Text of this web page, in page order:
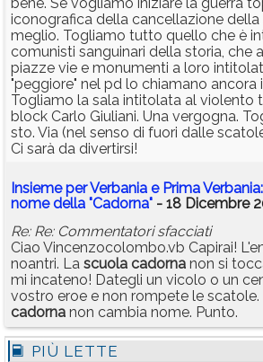
bene. Se vogliamo iniziare la guerra
iconografica della cancellazione
meglio. Togliamo tutto quello che è
comunisti sanguinari della storia, che
piazze vie e monumenti a loro
"peggiore" nel pd lo chiamano ancora
Togliamo la sala intitolata al violento
block Carlo Giuliani. Una vergogna.
sto. Via (nel senso di fuori dalle
Ci sarà da divertirsi!
Insieme per Verbania e Prima
nome della "Cadorna" - 18 Dicembre
Re: Re: Commentatori sfacciati
Ciao Vincenzocolombo.vb Capirai!
noantri. La scuola cadorna non si
mi incateno! Dategli un vicolo o un
vostro eroe e non rompete le scatole.
cadorna non cambia nome. Punto.
PIÙ LETTE